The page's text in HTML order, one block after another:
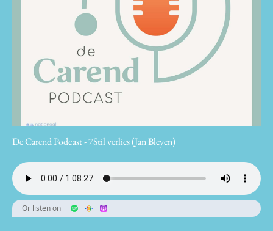
De Carend Podcast - 7Stil verlies (Jan Bleyen)
Or listen on